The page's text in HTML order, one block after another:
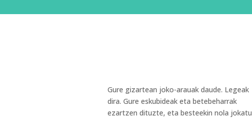
Gure gizartean joko-arauak daude. Legeak
dira. Gure eskubideak eta betebeharrak
ezartzen dituzte, eta besteekin nola jokatu